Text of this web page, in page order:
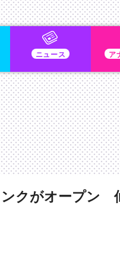
ニュース ア
クがオープン